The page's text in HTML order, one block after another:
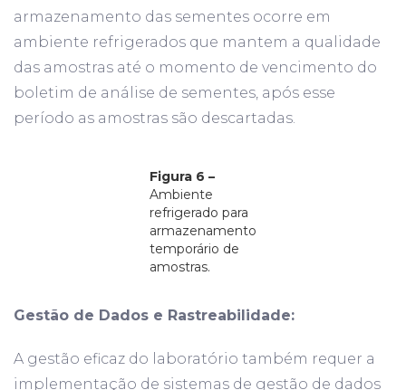
armazenamento das sementes ocorre em
ambiente refrigerados que mantem a qualidade
das amostras até o momento de vencimento do
boletim de análise de sementes, após esse
período as amostras são descartadas.
Figura 6 –
Ambiente
refrigerado para
armazenamento
temporário de
amostras.
Gestão de Dados e Rastreabilidade:
A gestão eficaz do laboratório também requer a
implementação de sistemas de gestão de dados